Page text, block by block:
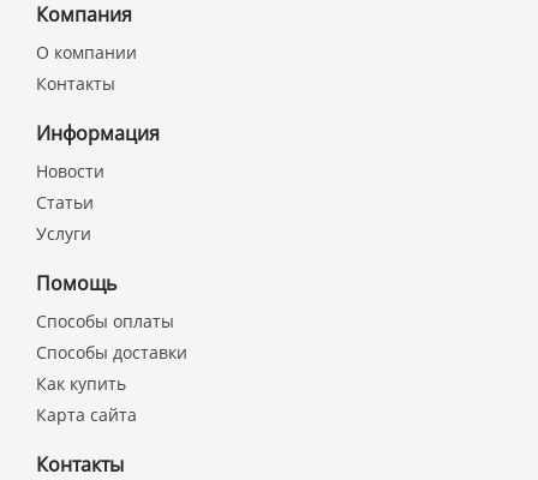
Компания
О компании
Контакты
Информация
Новости
Статьи
Услуги
Помощь
Способы оплаты
Способы доставки
Как купить
Карта сайта
Контакты